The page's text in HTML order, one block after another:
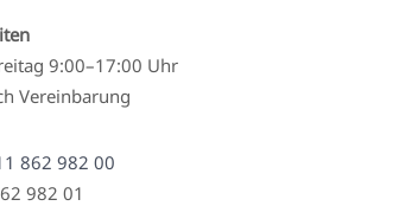
9:00–17:00 Uhr
Vereinbarung
862 982 00
982 01